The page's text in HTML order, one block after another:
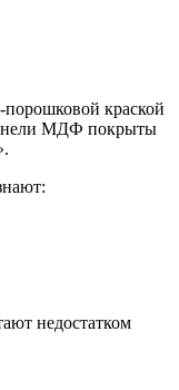
краской
МДФ покрыты
недостатком